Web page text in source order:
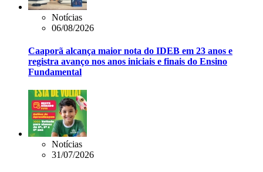
Notícias
06/08/2026
Caaporã alcança maior nota do IDEB em 23 anos e
registra avanço nos anos iniciais e finais do Ensino
Fundamental
Notícias
31/07/2026